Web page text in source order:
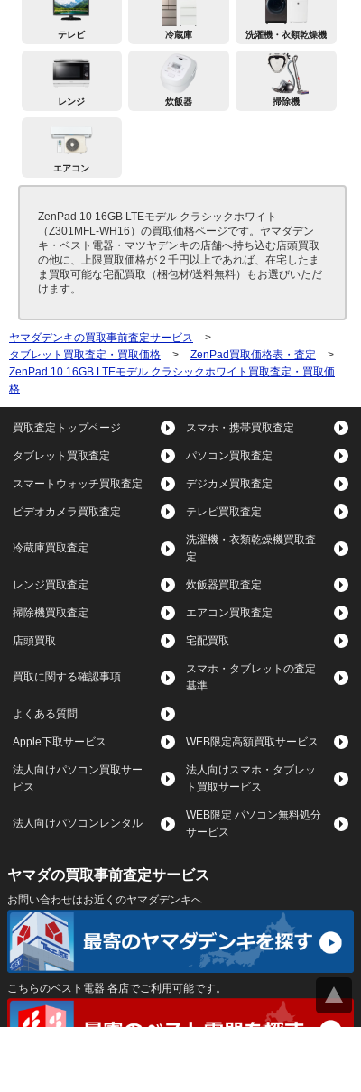
テレビ 冷蔵庫 洗濯機・衣類乾燥機
レンジ 炊飯器 掃除機
エアコン
ZenPad 10 16GB LTEモデル クラシックホワイト
（Z301MFL-WH16）の買取価格ページです。ヤマダデン
キ・ベスト電器・マツヤデンキの店舗へ持ち込む店頭買取
の他に、上限買取価格が２千円以上であれば、在宅したま
ま買取可能な宅配買取（梱包材/送料無料）もお選びいただ
けます。
ヤマダデンキの買取事前査定サービス
>
タブレット買取査定・買取価格
> ZenPad買取価格表・査定
>
ZenPad 10 16GB LTEモデル クラシックホワイト買取査定・買取価
格
買取査定トップページ スマホ・携帯買取査定
タブレット買取査定 パソコン買取査定
スマートウォッチ買取査定 デジカメ買取査定
ビデオカメラ買取査定 テレビ買取査定
冷蔵庫買取査定
洗濯機・衣類乾燥機買取査
定
レンジ買取査定 炊飯器買取査定
掃除機買取査定 エアコン買取査定
店頭買取 宅配買取
買取に関する確認事項
スマホ・タブレットの査定
基準
よくある質問
Apple下取サービス WEB限定高額買取サービス
法人向けパソコン買取サー
ビス
法人向けスマホ・タブレッ
ト買取サービス
法人向けパソコンレンタル
WEB限定 パソコン無料処分
サービス
ヤマダの買取事前査定サービス
お問い合わせはお近くのヤマダデンキへ
こちらのベスト電器 各店でご利用可能です。